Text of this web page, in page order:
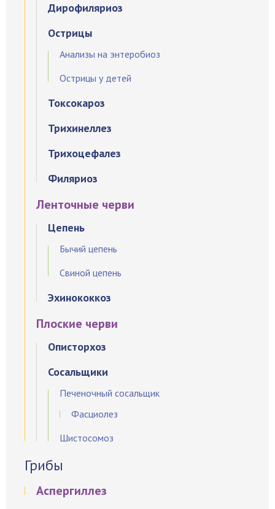
Дирофиляриоз
Острицы
Анализы на энтеробиоз
Острицы у детей
Токсокароз
Трихинеллез
Трихоцефалез
Филяриоз
Ленточные черви
Цепень
Бычий цепень
Свиной цепень
Эхинококкоз
Плоские черви
Описторхоз
Сосальщики
Печеночный сосальщик
Фасциолез
Шистосомоз
Грибы
Аспергиллез